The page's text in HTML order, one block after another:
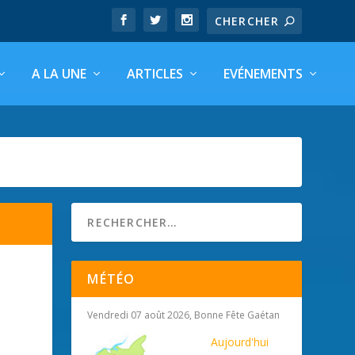
A LA UNE ARTICLES EVÉNEMENTS
MÉTÉO
Vendredi 07 août 2026, Bonne Fête Gaétan
Aujourd'hui